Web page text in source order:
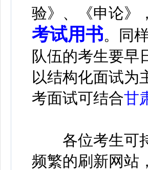
验》、《申论》
考试用书。 同
队伍的考生要早
以结构化面试为
考面试可结合甘
各位考生可
频繁的刷新网站